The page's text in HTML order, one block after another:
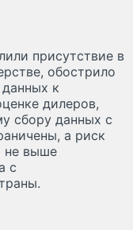
присутствие в
обострило
к
дилеров,
сбору данных с
а риск
не выше
с